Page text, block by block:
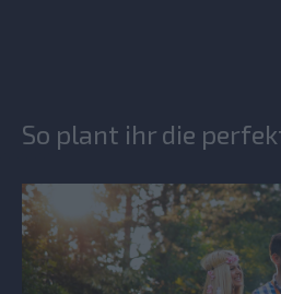
So plant ihr die